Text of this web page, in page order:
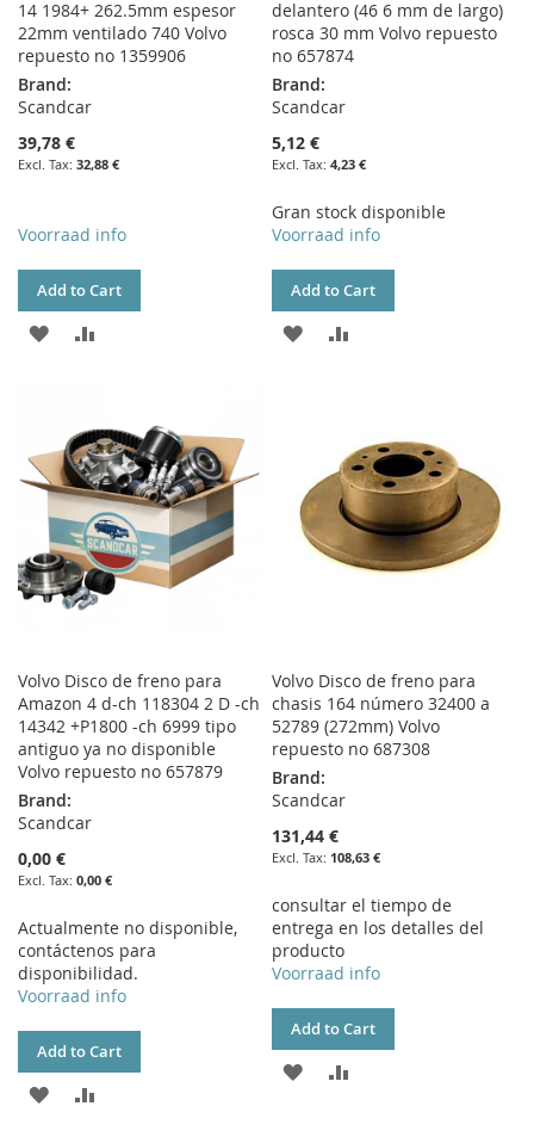
14 1984+ 262.5mm espesor
22mm ventilado 740 Volvo
repuesto no 1359906
Brand:
Scandcar
39,78 €
32,88 €
Voorraad info
Add to Cart
ADD
LIST
delantero (46 6 mm de largo)
rosca 30 mm Volvo repuesto
no 657874
Brand:
Scandcar
5,12 €
4,23 €
Gran stock disponible
Voorraad info
Add to Cart
ADD
Volvo Disco de freno para
Amazon 4 d-ch 118304 2 D -ch
14342 +P1800 -ch 6999 tipo
antiguo ya no disponible
Volvo repuesto no 657879
Brand:
Scandcar
0,00 €
0,00 €
Actualmente no disponible,
contáctenos para
disponibilidad.
Voorraad info
Add to Cart
ADD
Volvo Disco de freno para
chasis 164 número 32400 a
52789 (272mm) Volvo
repuesto no 687308
Brand:
Scandcar
131,44 €
108,63 €
consultar el tiempo de
entrega en los detalles del
producto
Voorraad info
Add to Cart
ADD